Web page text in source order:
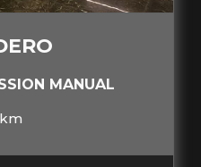
MANUAL